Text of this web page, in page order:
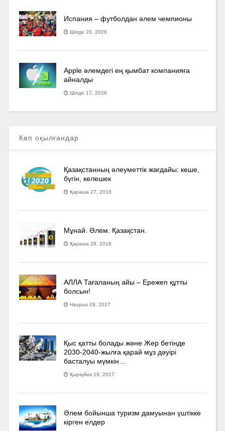
Испания – футболдан әлем чемпионы
Шілде 20, 2026
Apple әлемдегі ең қымбат компанияға
айналды
Шілде 17, 2026
Көп оқылғандар
Қазақстанның әлеуметтік жағдайы: кеше,
бүгін, келешек
Қараша 27, 2016
Мұнай. Әлем. Қазақстан.
Қараша 28, 2018
АЛЛА Тағаланың айы – Ережеп құтты
болсын!
Наурыз 29, 2017
Қыс қатты болады және Жер бетінде
2030-2040­-жылға қарай мұз дәуірі
басталуы мүмкін…
Қыркүйек 19, 2017
Әлем бойынша туризм дамуынан үштікке
кірген елдер